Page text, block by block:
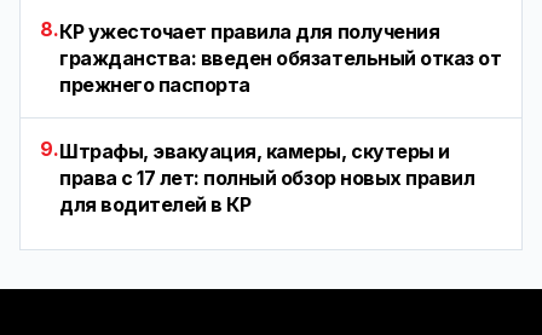
8.КР ужесточает правила для получения
гражданства: введен обязательный отказ от
прежнего паспорта
9.Штрафы, эвакуация, камеры, скутеры и
права с 17 лет: полный обзор новых правил
для водителей в КР